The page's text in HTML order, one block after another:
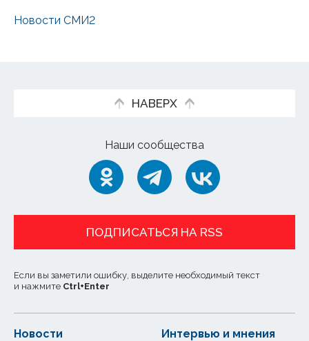
Новости СМИ2
НАВЕРХ
Наши сообщества
ПОДПИСАТЬСЯ НА RSS
Если вы заметили ошибку, выделите необходимый текст
и нажмите Ctrl+Enter
Новости Интервью и мнения